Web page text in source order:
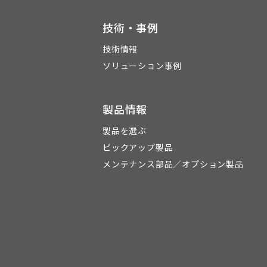
技術・事例
技術情報
ソリューション事例
製品情報
製品を選ぶ
ピックアップ製品
メンテナンス部品／オプション製品